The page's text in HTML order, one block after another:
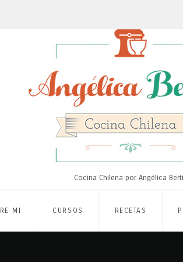
Cocina Chilena por Angélica
MI CURSOS RECETAS